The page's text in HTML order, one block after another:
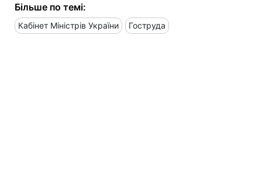
Більше по темі:
Кабінет Міністрів України Гоструда